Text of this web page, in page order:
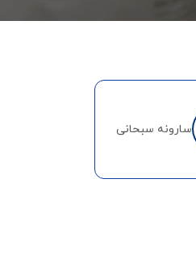
سارونه سبحانی